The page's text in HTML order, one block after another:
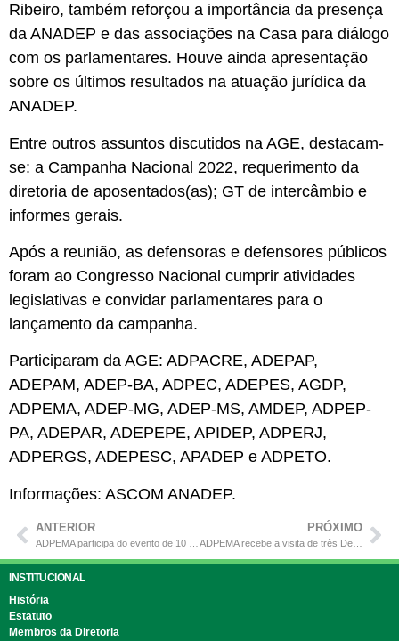
Ribeiro, também reforçou a importância da presença
da ANADEP e das associações na Casa para diálogo
com os parlamentares. Houve ainda apresentação
sobre os últimos resultados na atuação jurídica da
ANADEP.
Entre outros assuntos discutidos na AGE, destacam-
se: a Campanha Nacional 2022, requerimento da
diretoria de aposentados(as); GT de intercâmbio e
informes gerais.
Após a reunião, as defensoras e defensores públicos
foram ao Congresso Nacional cumprir atividades
legislativas e convidar parlamentares para o
lançamento da campanha.
Participaram da AGE: ADPACRE, ADEPAP,
ADEPAM, ADEP-BA, ADPEC, ADEPES, AGDP,
ADPEMA, ADEP-MG, ADEP-MS, AMDEP, ADPEP-
PA, ADEPAR, ADEPEPE, APIDEP, ADPERJ,
ADPERGS, ADEPESC, APADEP e ADPETO.
Informações: ASCOM ANADEP.
ANTERIOR PRÓXIMO
ADPEMA recebe a visita de três Defensores Públicos recém empossados
INSTITUCIONAL
História
Estatuto
Membros da Diretoria